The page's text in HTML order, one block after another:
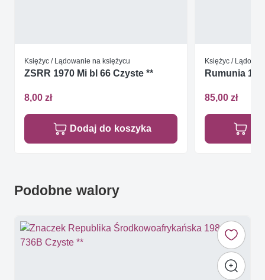
Księżyc / Lądowanie na księżycu
ZSRR 1970 Mi bl 66 Czyste **
8,00 zł
Dodaj do koszyka
Księżyc /
Rumunia
85,00 zł
Podobne walory